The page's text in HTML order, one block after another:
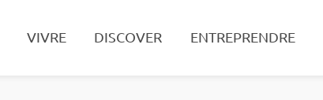
VIVRE DISCOVER ENTREPRENDRE
Search